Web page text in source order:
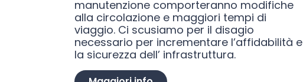
manutenzione comporteranno modifiche
alla circolazione e maggiori tempi di
viaggio. Ci scusiamo per il disagio
necessario per incrementare l’affidabilità e
la sicurezza dell’ infrastruttura.